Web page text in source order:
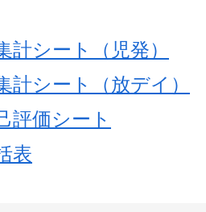
シート（児発）
シート（放デイ）
評価シート
表